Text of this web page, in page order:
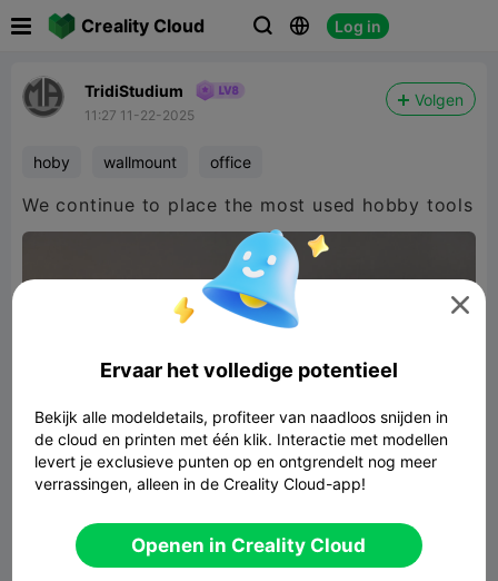
Creality Cloud   Log in
TridiStudium
11:27 11-22-2025
Volgen
hoby wallmount office
We continue to place the most used hobby tools

Ervaar het volledige potentieel
Bekijk alle modeldetails, profiteer van naadloos snijden in
de cloud en printen met één klik. Interactie met modellen
levert je exclusieve punten op en ontgrendelt nog meer
verrassingen, alleen in de Creality Cloud-app!
Openen in Creality Cloud